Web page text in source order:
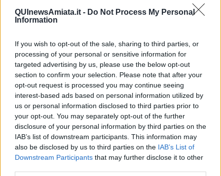
QUInewsAmiata.it - Do Not Process My Personal
Information
If you wish to opt-out of the sale, sharing to third parties, or
processing of your personal or sensitive information for
targeted advertising by us, please use the below opt-out
section to confirm your selection. Please note that after your
opt-out request is processed you may continue seeing
interest-based ads based on personal information utilized by
us or personal information disclosed to third parties prior to
your opt-out. You may separately opt-out of the further
disclosure of your personal information by third parties on the
IAB’s list of downstream participants. This information may
also be disclosed by us to third parties on the IAB’s List of
Downstream Participants that may further disclose it to other
25 Aprile
Todo el bien, todo el mal
Le parole
​L’Australiana
Le stelle del jazz
Vita & morte
Auguri
Moro
Passanti
Continuando, la nonna e il carretto
Metaverso smart
Fiamme
Anzi
Confessioni autoreferenziali
Utopie
Estate